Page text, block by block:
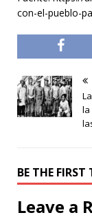
con-el-pueblo-
la
BE THE
Leave a